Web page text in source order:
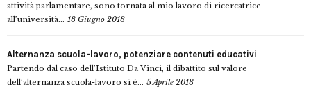
attività parlamentare, sono tornata al mio lavoro di ricercatrice
all’università... 18 Giugno 2018
Alternanza scuola-lavoro, potenziare contenuti educativi
Partendo dal caso dell’Istituto Da Vinci, il dibattito sul valore
dell’alternanza scuola-lavoro si è... 5 Aprile 2018